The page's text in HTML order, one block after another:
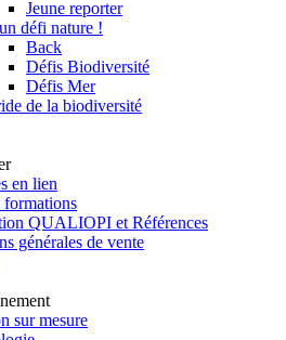
Jeune reporter
défi nature !
Back
Défis Biodiversité
Défis Mer
de la biodiversité
en lien
formations
QUALIOPI et Références
générales de vente
sur mesure